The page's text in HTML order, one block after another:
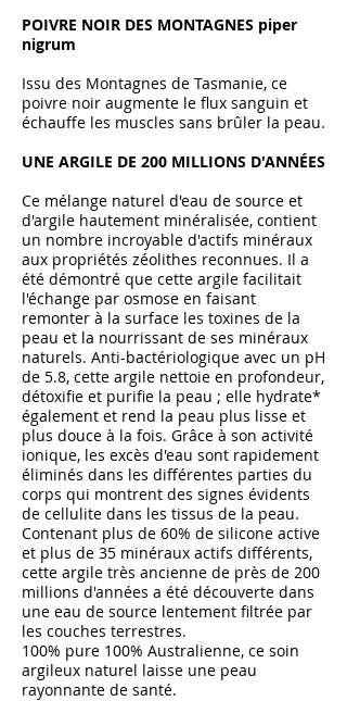
POIVRE NOIR DES MONTAGNES piper
nigrum
Issu des Montagnes de Tasmanie, ce
poivre noir augmente le flux sanguin et
échauffe les muscles sans brûler la peau.
UNE ARGILE DE 200 MILLIONS D'ANNÉES
Ce mélange naturel d'eau de source et
d'argile hautement minéralisée, contient
un nombre incroyable d'actifs minéraux
aux propriétés zéolithes reconnues. Il a
été démontré que cette argile facilitait
l'échange par osmose en faisant
remonter à la surface les toxines de la
peau et la nourrissant de ses minéraux
naturels. Anti-bactériologique avec un pH
de 5.8, cette argile nettoie en profondeur,
détoxifie et purifie la peau ; elle hydrate*
également et rend la peau plus lisse et
plus douce à la fois. Grâce à son activité
ionique, les excès d'eau sont rapidement
éliminés dans les différentes parties du
corps qui montrent des signes évidents
de cellulite dans les tissus de la peau.
Contenant plus de 60% de silicone active
et plus de 35 minéraux actifs différents,
cette argile très ancienne de près de 200
millions d'années a été découverte dans
une eau de source lentement filtrée par
les couches terrestres.
100% pure 100% Australienne, ce soin
argileux naturel laisse une peau
rayonnante de santé.